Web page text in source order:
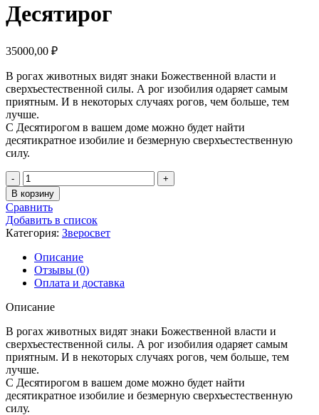
Десятирог
35000,00 ₽
В рогах животных видят знаки Божественной власти и
сверхъестественной силы. А рог изобилия одаряет самым
приятным. И в некоторых случаях рогов, чем больше, тем
лучше.
С Десятирогом в вашем доме можно будет найти
десятикратное изобилие и безмерную сверхъестественную
силу.
Количество
товара
Десятирог
В корзину
Сравнить
Добавить в список
Категория: Зверосвет
Описание
Отзывы (0)
Оплата и доставка
Описание
В рогах животных видят знаки Божественной власти и
сверхъестественной силы. А рог изобилия одаряет самым
приятным. И в некоторых случаях рогов, чем больше, тем
лучше.
С Десятирогом в вашем доме можно будет найти
десятикратное изобилие и безмерную сверхъестественную
силу.